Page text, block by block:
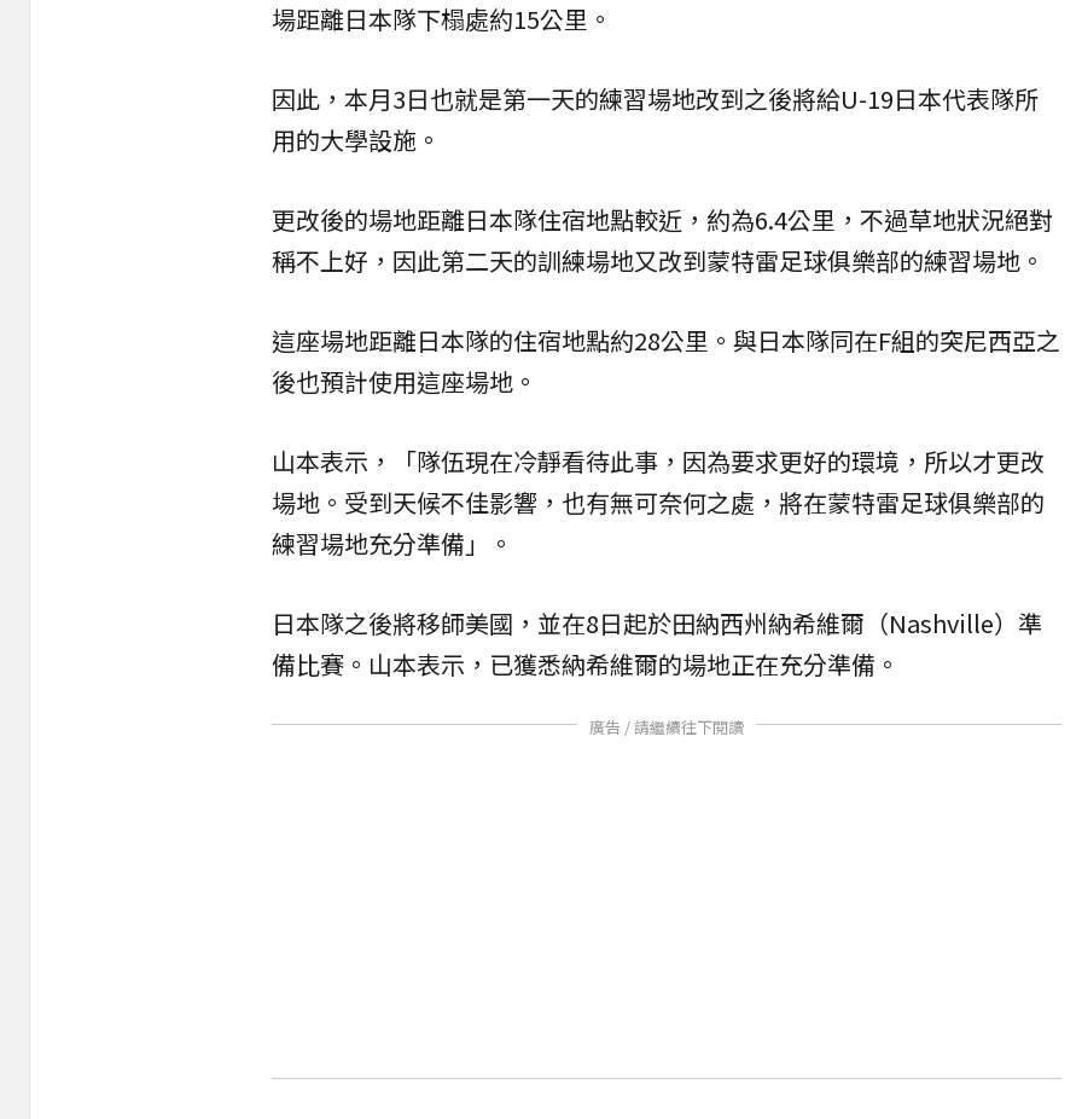
場距離日本隊下榻處約15公里。
因此，本月3日也就是第一天的練習場地改到之後將給U-19日本代表隊所
用的大學設施。
更改後的場地距離日本隊住宿地點較近，約為6.4公里，不過草地狀況絕對
稱不上好，因此第二天的訓練場地又改到蒙特雷足球俱樂部的練習場地。
這座場地距離日本隊的住宿地點約28公里。與日本隊同在F組的突尼西亞之
後也預計使用這座場地。
山本表示，「隊伍現在冷靜看待此事，因為要求更好的環境，所以才更改
場地。受到天候不佳影響，也有無可奈何之處，將在蒙特雷足球俱樂部的
練習場地充分準備」。
日本隊之後將移師美國，並在8日起於田納西州納希維爾（Nashville）準
備比賽。山本表示，已獲悉納希維爾的場地正在充分準備。
廣告 / 請繼續往下閱讀